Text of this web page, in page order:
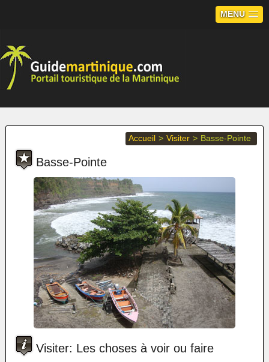
MENU
Basse-Pointe
Accueil > Visiter > Basse-Pointe
Visiter: Les choses à voir ou faire